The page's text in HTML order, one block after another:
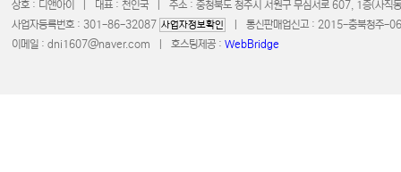
상호 : 디앤아이 | 대표 : 천인국 | 주소 : 충청북도 청주시 서원구 무심서로 607, 1층(사직
사업자등록번호 : 301-86-32087 사업자정보확인
| 통신판매업신고 : 2015-충북청
이메일 : dni1607@naver.com | 호스팅제공 : WebBridge